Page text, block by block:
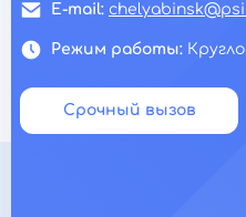
E-mail:
Режим работы:
Срочный вызов